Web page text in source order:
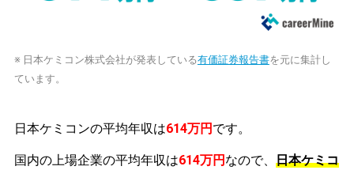
※ 日本ケミコン株式会社が発表している有価証券報告書を元に集計し
ています。
日本ケミコンの平均年収は614万円 です。
国内の上場企業の平均年収は614万円 なので、 日本ケミコ